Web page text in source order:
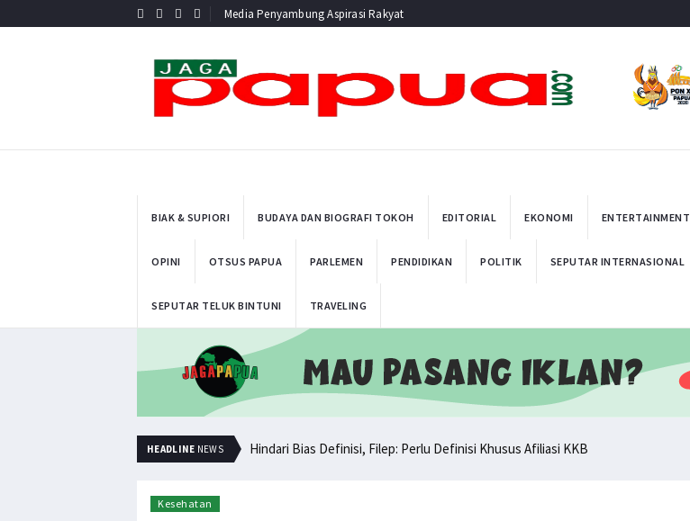
Media Penyambung Aspirasi Rakyat
BIAK & SUPIORI BUDAYA DAN BIOGRAFI TOKOH EDITORIAL EKONOMI ENTERTAINMENT
OPINI OTSUS PAPUA PARLEMEN PENDIDIKAN POLITIK SEPUTAR INTERNASIONAL
SEPUTAR TELUK BINTUNI TRAVELING
HEADLINE NEWS Hindari Bias Definisi, Filep: Perlu Definisi Khusus Afiliasi KKB
Minta Operasi Militer Dihentikan, KKB Ancam Perang Serentak
Kesehatan